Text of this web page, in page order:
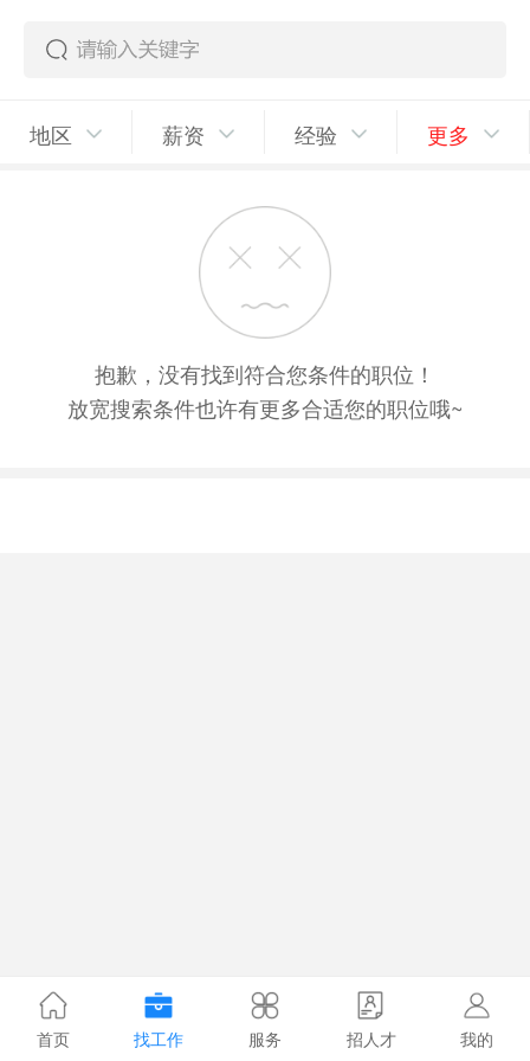
地区 薪资 经验 更多
抱歉，没有找到符合您条件的职位！
放宽搜索条件也许有更多合适您的职位哦~
首页 找工作 服务 招人才 我的